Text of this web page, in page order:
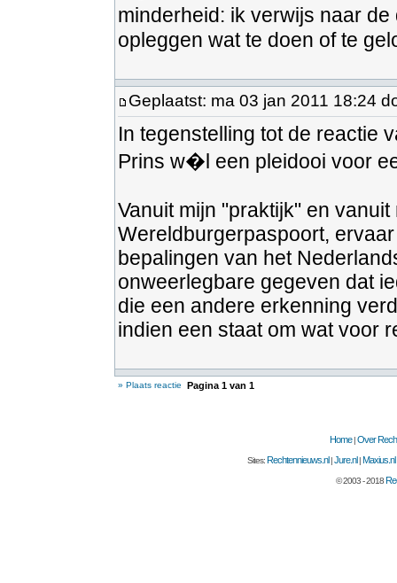
minderheid: ik verwijs naar
opleggen wat te doen of te
Geplaatst: ma 03 jan 2011 18:24
In tegenstelling tot de reactie
Prins w�l een pleidooi voor
Vanuit mijn "praktijk" en
Wereldburgerpaspoort,
bepalingen van het
onweerlegbare gegeven dat
die een andere erkenning
indien een staat om wat voor
» Plaats reactie Pagina 1 van 1
Home|Over
Sites:Rechtennieuws.nl |Jure.nl |Maxius.nl
© 2003 - 2018